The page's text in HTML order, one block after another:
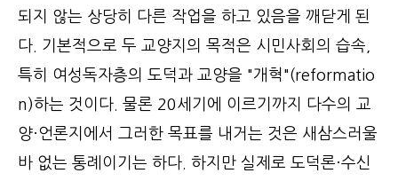
되지 않는 상당히 다른 작업을 하고 있음을 깨닫게 된
다. 기본적으로 두 교양지의 목적은 시민사회의 습속,
특히 여성독자층의 도덕과 교양을 "개혁"(reformatio
n)하는 것이다. 물론 20세기에 이르기까지 다수의 교
양·언론지에서 그러한 목표를 내거는 것은 새삼스러울
바 없는 통례이기는 하다. 하지만 실제로 도덕론·수신